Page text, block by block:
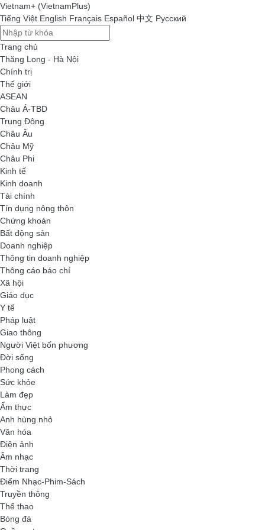
Vietnam+ (VietnamPlus)
Tiếng Việt English Français Español 中文 Русский
Trang chủ
Thăng Long - Hà Nội
Chính trị
Thế giới
ASEAN
Châu Á-TBD
Trung Đông
Châu Âu
Châu Mỹ
Châu Phi
Kinh tế
Kinh doanh
Tài chính
Tín dụng nông thôn
Chứng khoán
Bất động sản
Doanh nghiệp
Thông tin doanh nghiệp
Thông cáo báo chí
Xã hội
Giáo dục
Y tế
Pháp luật
Giao thông
Người Việt bốn phương
Đời sống
Phong cách
Sức khỏe
Làm đẹp
Ẩm thực
Anh hùng nhỏ
Văn hóa
Điện ảnh
Âm nhạc
Thời trang
Điểm Nhạc-Phim-Sách
Truyền thông
Thể thao
Bóng đá